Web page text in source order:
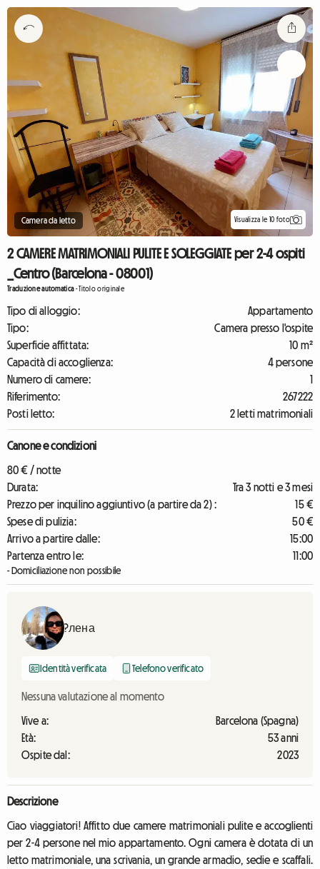
Camera da letto Visualizza le 10 foto
2 CAMERE MATRIMONIALI PULITE E SOLEGGIATE per 2-4 ospiti
_Centro (Barcelona - 08001)
Traduzione automatica-Titolo originale
Tipo di alloggio:
Appartamento
Tipo:
Camera presso l'ospite
Superficie affittata:
10 m²
Capacità di accoglienza:
4 persone
Numero di camere:
1
Riferimento:
267222
Posti letto:
2 letti matrimoniali
Canone e condizioni
80 € / notte
Durata:
Tra 3 notti e 3 mesi
Prezzo per inquilino aggiuntivo (a partire da 2) :
15 €
Spese di pulizia:
50 €
Arrivo a partire dalle:
15:00
Partenza entro le:
11:00
- Domiciliazione non possibile
?лена
Identità verificata Telefono verificato
Nessuna valutazione al momento
Vive a:
Barcelona (Spagna)
Età:
53 anni
Ospite dal:
2023
Descrizione
Ciao viaggiatori! Affitto due camere matrimoniali pulite e accoglienti
per 2-4 persone nel mio appartamento. Ogni camera è dotata di un
letto matrimoniale, una scrivania, un grande armadio, sedie e scaffali.